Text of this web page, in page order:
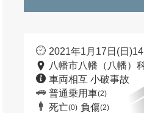
2021年1月17日(日
八幡市八幡（八幡）
車両相互 小破事故
普通乗用車(2)
死亡(0) 負傷(2)